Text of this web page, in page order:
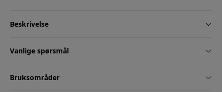
Beskrivelse
Vanlige spørsmål
Bruksområder